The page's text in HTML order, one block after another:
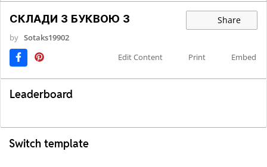
СКЛАДИ З БУКВОЮ З Share
by Sotaks19902
Edit Content
Print Embed
Leaderboard
Switch template